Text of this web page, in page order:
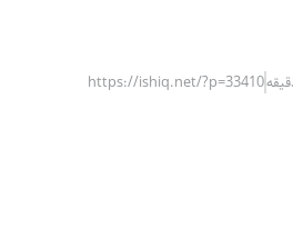
https://ishiq.net/?p=33410